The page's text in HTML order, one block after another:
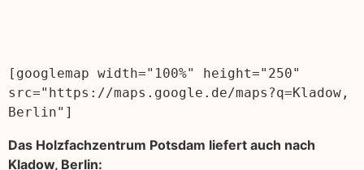
[googlemap width="100%" height="250"
src="https://maps.google.de/maps?q=Kladow,
Berlin"]
Das Holzfachzentrum Potsdam liefert auch nach
Kladow, Berlin: